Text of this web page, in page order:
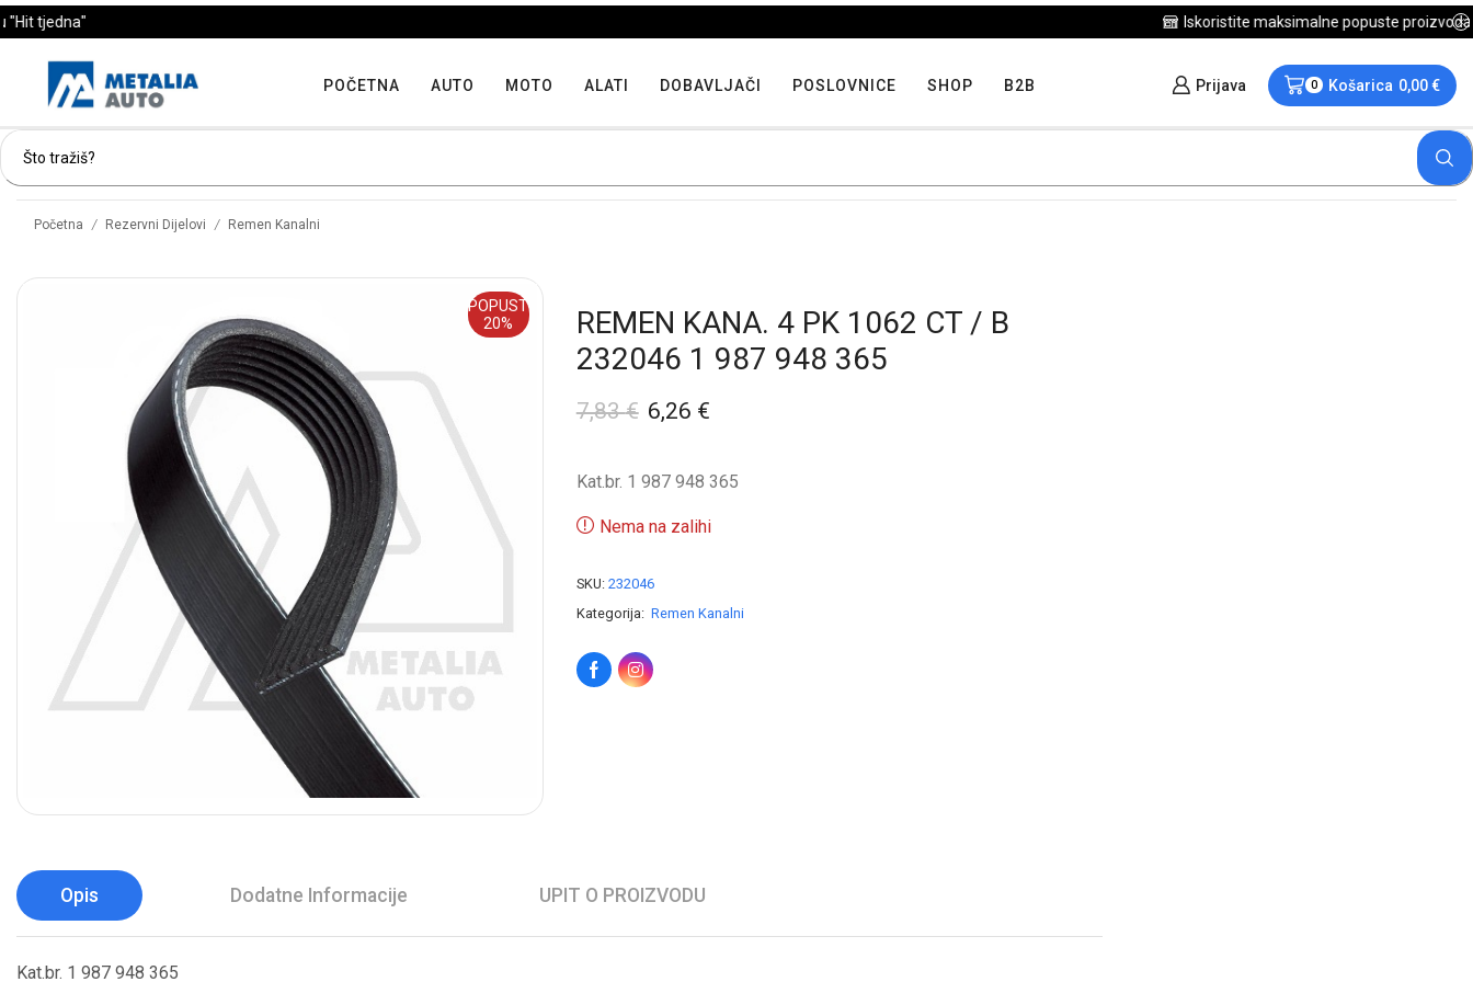
POČETNA AUTO MOTO ALATI DOBAVLJAČI POSLOVNICE SHOP B2B Prijava 0 Košarica 0,00€
Početna / Rezervni Dijelovi / Remen Kanalni
POPUST
20%
REMEN KANA. 4 PK 1062 CT / B
232046 1 987 948 365
7,83€ 6,26 €
Kat.br. 1 987 948 365
Nema na zalihi
SKU: 232046
Kategorija: Remen Kanalni
Opis Dodatne Informacije UPIT O PROIZVODU
Kat.br. 1 987 948 365